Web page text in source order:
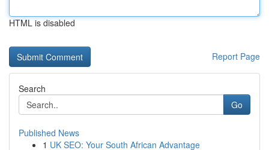
HTML is disabled
Report Page
Search
Go
Published News
1 UK SEO: Your South African Advantage